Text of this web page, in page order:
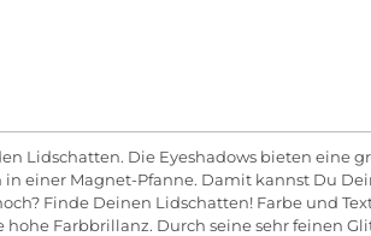
Lidschatten. Die Eyeshadows bieten eine
einer Magnet-Pfanne. Damit kannst Du
Finde Deinen Lidschatten! Farbe und
Farbbrillanz. Durch seine sehr feinen